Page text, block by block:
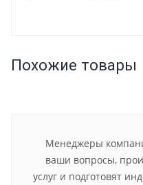
Похожие товары
Менеджеры
ваши вопросы,
услуг и подготовят